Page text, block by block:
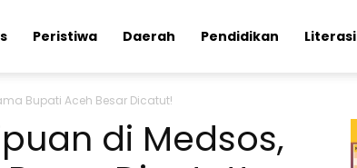
Peristiwa Daerah Pendidikan Literasi
Bupati Aceh Besar Dicatut!
di Medsos,